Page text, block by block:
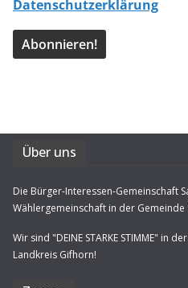
Datenschutzerklärung
Über uns
Die Bürger-Interessen-Gemeinschaft
Wählergemeinschaft in der Gemeinde
Wir sind "DEINE STARKE STIMME" in
Landkreis Gifhorn!